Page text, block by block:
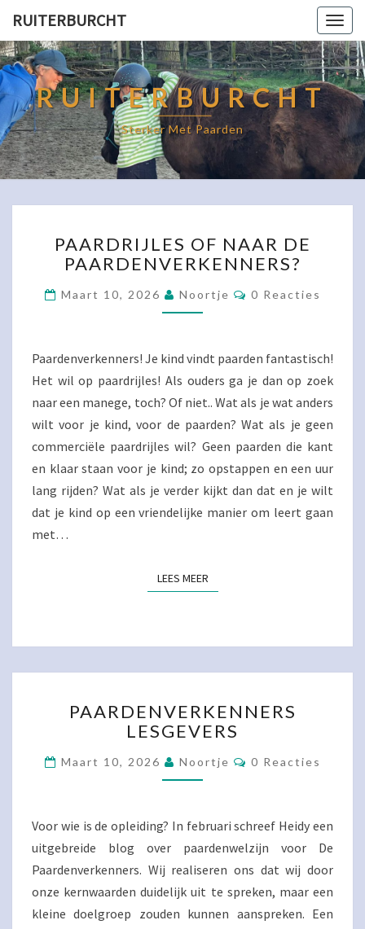
RUITERBURCHT
RUITERBURCHT
Sterker Met Paarden
OF
NAAR
PAARDENVERKENNERS?
PAARDRIJLES OF NAAR DE
PAARDENVERKENNERS?
Maart 10, 2026 Noortje Reacties
0 Reacties
Paardenverkenners! Je kind vindt paarden fantastisch!
Het wil op paardrijles! Als ouders ga je dan op zoek
naar een manege, toch? Of niet.. Wat als je wat anders
wilt voor je kind, voor de paarden? Wat als je geen
commerciële paardrijles wil? Geen paarden die kant
en klaar staan voor je kind; zo opstappen en een uur
lang rijden? Wat als je verder kijkt dan dat en je wilt
dat je kind op een vriendelijke manier om leert gaan
met…
LEES MEERLEES MEER
LESGEVERS
PAARDENVERKENNERS
LESGEVERS
Maart 10, 2026 Noortje Reacties
0 Reacties
Voor wie is de opleiding? In februari schreef Heidy een
uitgebreide blog over paardenwelzijn voor De
Paardenverkenners. Wij realiseren ons dat wij door
onze kernwaarden duidelijk uit te spreken, maar een
kleine doelgroep zouden kunnen aanspreken. Een